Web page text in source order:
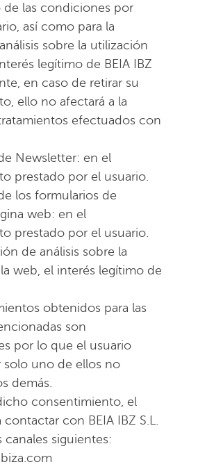
las condiciones por
así como para la
sobre la utilización
legítimo de BEIA IBZ
en caso de retirar su
ello no afectará a la
efectuados con
Newsletter: en el
prestado por el usuario.
los formularios de
web: en el
prestado por el usuario.
de análisis sobre la
web, el interés legítimo de
obtenidos para las
son
por lo que el usuario
solo uno de ellos no
demás.
consentimiento, el
con BEIA IBZ S.L.
canales siguientes: